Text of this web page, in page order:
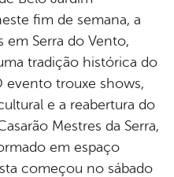
fim de semana, a
em Serra do Vento,
tradição histórica do
evento trouxe shows,
e a reabertura do
Mestres da Serra,
em espaço
começou no sábado